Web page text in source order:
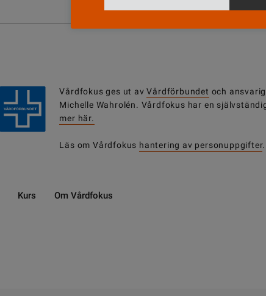
Vårdfokus ges ut avVårdförbundet och
Michelle Wahrolén. Vårdfokus har en
mer här.
Läs om Vårdfokus hantering av personuppgifter.
Kurs Om Vårdfokus